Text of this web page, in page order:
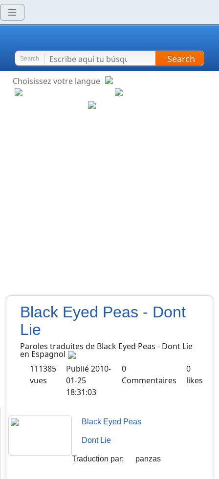
Search Search
Choisissez votre langue
Black Eyed Peas - Dont
Lie
Paroles traduites de Black Eyed Peas - Dont Lie
en Espagnol
111385
vues
Publié2010-
01-25
18:31:03
0
Commentaires
0
likes
Black Eyed Peas
Dont Lie
Traduction par: panzas